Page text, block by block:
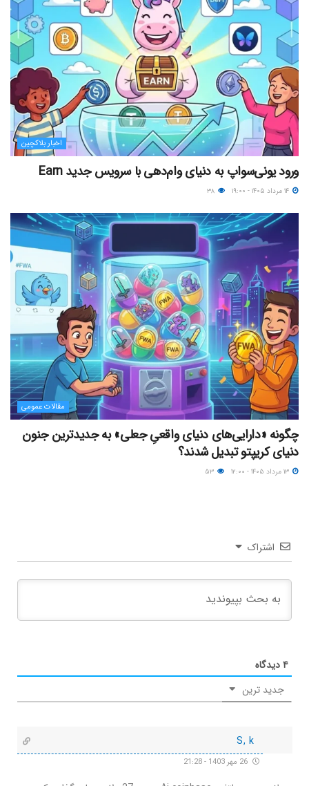
اخبار بلاکچین
ورود یونی‌سواپ به دنیای وام‌دهی با سرویس جدید Earn
مقالات عمومی
چگونه «دارایی‌های دنیای واقعیِ جعلی» به جدیدترین جنون
دنیای کریپتو تبدیل شدند؟
اشتراک
۴دیدگاه
جدید ترین
S, k